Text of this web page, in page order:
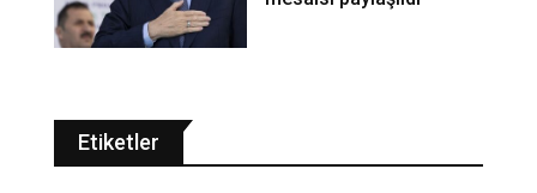
Etiketler